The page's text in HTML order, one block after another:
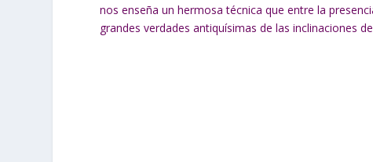
nos enseña un hermosa técnica que entre la
grandes verdades antiquísimas de las inclinaciones